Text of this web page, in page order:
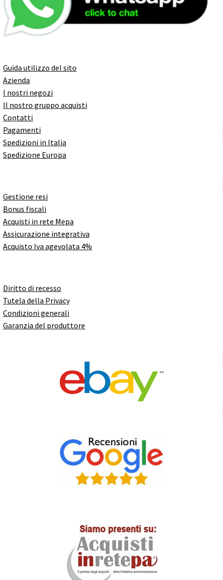
Guida utilizzo del sito
Azienda
I nostri negozi
Il nostro gruppo acquisti
Contatti
Pagamenti
Spedizioni in Italia
Spedizione Europa
Gestione resi
Bonus fiscali
Acquisti in rete Mepa
Assicurazione integrativa
Acquisto Iva agevolata 4%
Diritto di recesso
Tutela della Privacy
Condizioni generali
Garanzia del produttore